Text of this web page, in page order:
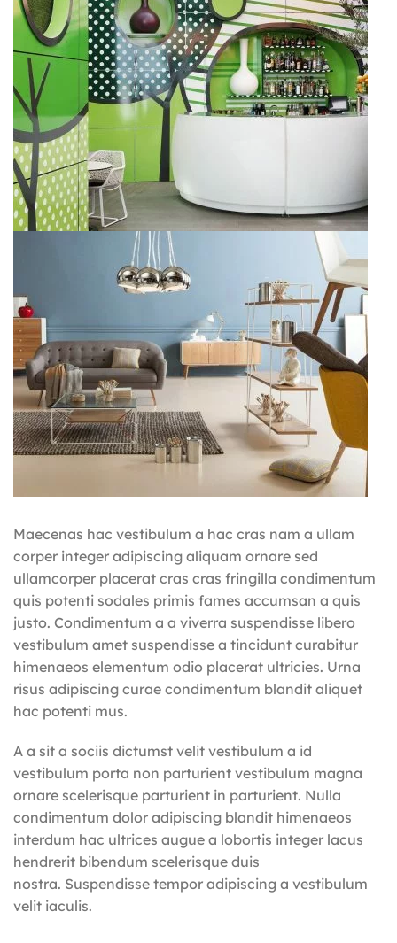
Maecenas hac vestibulum a hac cras nam a ullam
corper integer adipiscing aliquam ornare sed
ullamcorper placerat cras cras fringilla condimentum
quis potenti sodales primis fames accumsan a quis
justo. Condimentum a a viverra suspendisse libero
vestibulum amet suspendisse a tincidunt curabitur
himenaeos elementum odio placerat ultricies. Urna
risus adipiscing curae condimentum blandit aliquet
hac potenti mus.
A a sit a sociis dictumst velit vestibulum a id
vestibulum porta non parturient vestibulum magna
ornare scelerisque parturient in parturient. Nulla
condimentum dolor adipiscing blandit himenaeos
interdum hac ultrices augue a lobortis integer lacus
hendrerit bibendum scelerisque duis
nostra. Suspendisse tempor adipiscing a vestibulum
velit iaculis.